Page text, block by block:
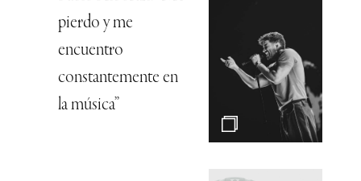
pierdo y me
encuentro
constantemente en
la música”